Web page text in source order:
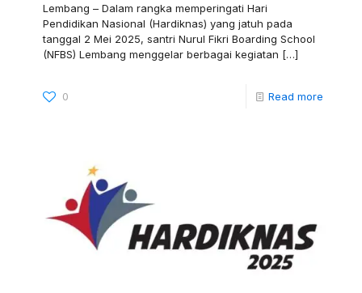
Lembang – Dalam rangka memperingati Hari
Pendidikan Nasional (Hardiknas) yang jatuh pada
tanggal 2 Mei 2025, santri Nurul Fikri Boarding School
(NFBS) Lembang menggelar berbagai kegiatan […]
0 Read more